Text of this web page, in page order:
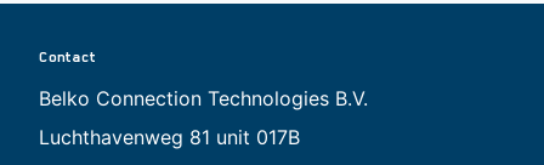
Contact
Belko Connection Technologies B.V.
Luchthavenweg 81 unit 017B